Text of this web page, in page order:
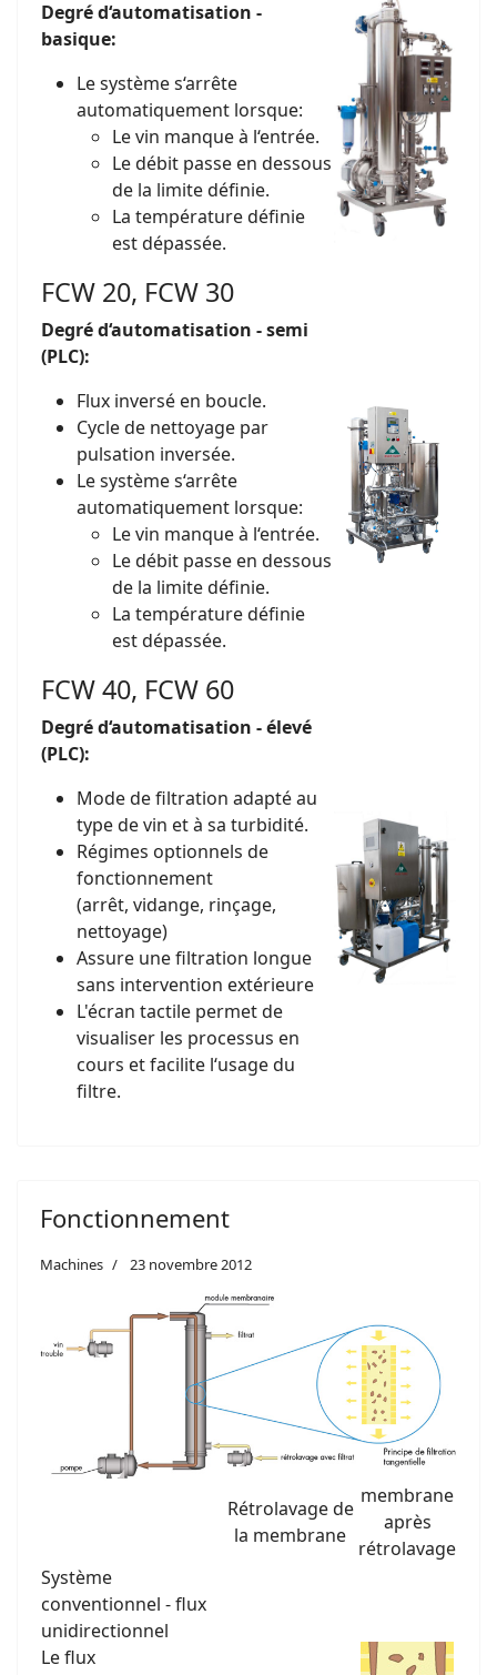
Degré d‘automatisation -
basique:
Le système s‘arrête
automatiquement lorsque:
Le vin manque à l‘entrée.
Le débit passe en dessous
de la limite définie.
La température définie
est dépassée.
FCW 20, FCW 30
Degré d‘automatisation - semi
(PLC):
Flux inversé en boucle.
Cycle de nettoyage par
pulsation inversée.
Le système s‘arrête
automatiquement lorsque:
Le vin manque à l‘entrée.
Le débit passe en dessous
de la limite définie.
La température définie
est dépassée.
FCW 40, FCW 60
Degré d‘automatisation - élevé
(PLC):
Mode de filtration adapté au
type de vin et à sa turbidité.
Régimes optionnels de
fonctionnement
(arrêt, vidange, rinçage,
nettoyage)
Assure une filtration longue
sans intervention extérieure
L'écran tactile permet de
visualiser les processus en
cours et facilite l‘usage du
filtre.
Fonctionnement
Machines 23 novembre 2012
Rétrolavage de
la membrane
membrane
après
rétrolavage
Système
conventionnel - flux
unidirectionnel
Le flux